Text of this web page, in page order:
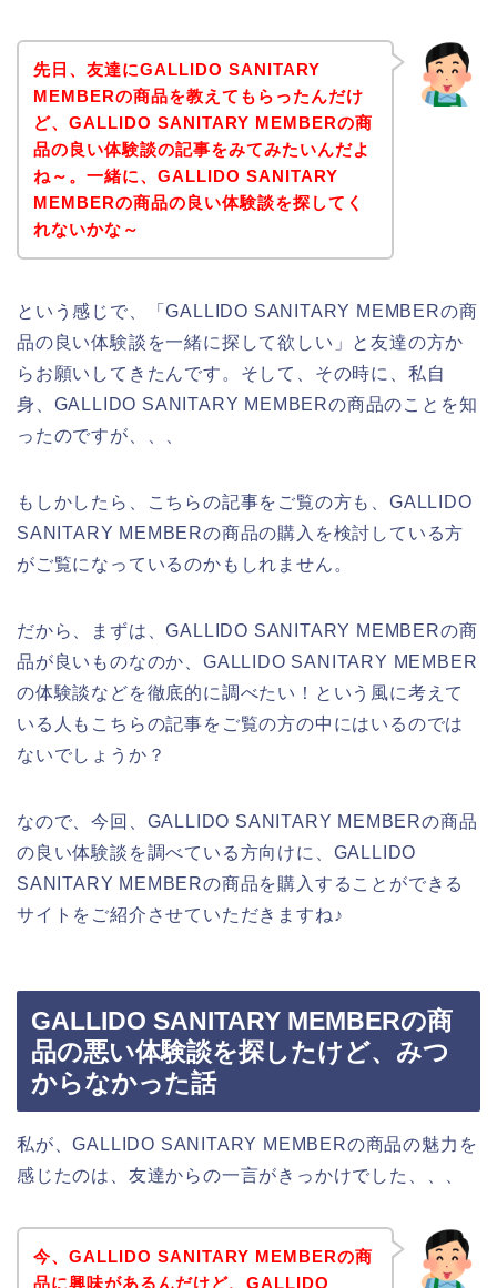
先日、友達にGALLIDO SANITARY
MEMBERの商品を教えてもらったんだけ
ど、GALLIDO SANITARY MEMBERの商
品の良い体験談の記事をみてみたいんだよ
ね～。一緒に、GALLIDO SANITARY
MEMBERの商品の良い体験談を探してく
れないかな～
という感じで、「GALLIDO SANITARY MEMBERの商
品の良い体験談を一緒に探して欲しい」と友達の方か
らお願いしてきたんです。そして、その時に、私自
身、GALLIDO SANITARY MEMBERの商品のことを知
ったのですが、、、
もしかしたら、こちらの記事をご覧の方も、GALLIDO
SANITARY MEMBERの商品の購入を検討している方
がご覧になっているのかもしれません。
だから、まずは、GALLIDO SANITARY MEMBERの商
品が良いものなのか、GALLIDO SANITARY MEMBER
の体験談などを徹底的に調べたい！という風に考えて
いる人もこちらの記事をご覧の方の中にはいるのでは
ないでしょうか？
なので、今回、GALLIDO SANITARY MEMBERの商品
の良い体験談を調べている方向けに、GALLIDO
SANITARY MEMBERの商品を購入することができる
サイトをご紹介させていただきますね♪
GALLIDO SANITARY MEMBERの商
品の悪い体験談を探したけど、みつ
からなかった話
私が、GALLIDO SANITARY MEMBERの商品の魅力を
感じたのは、友達からの一言がきっかけでした、、、
今、GALLIDO SANITARY MEMBERの商
品に興味があるんだけど、GALLIDO